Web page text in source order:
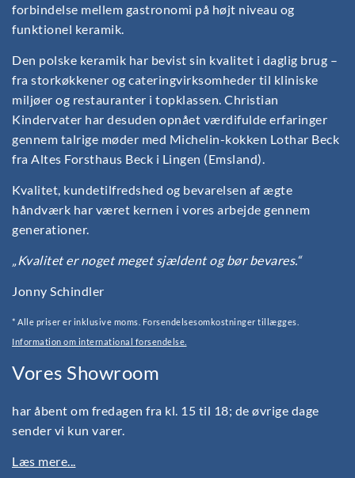
forbindelse mellem gastronomi på højt niveau og
funktionel keramik.
Den polske keramik har bevist sin kvalitet i daglig brug –
fra storkøkkener og cateringvirksomheder til kliniske
miljøer og restauranter i topklassen. Christian
Kindervater har desuden opnået værdifulde erfaringer
gennem talrige møder med Michelin-kokken Lothar Beck
fra Altes Forsthaus Beck i Lingen (Emsland).
Kvalitet, kundetilfredshed og bevarelsen af ægte
håndværk har været kernen i vores arbejde gennem
generationer.
„Kvalitet er noget meget sjældent og bør bevares.“
Jonny Schindler
* Alle priser er inklusive moms. Forsendelsesomkostninger tillægges.
Information om international forsendelse.
Vores Showroom
har åbent om fredagen fra kl. 15 til 18; de øvrige dage
sender vi kun varer.
Læs mere...